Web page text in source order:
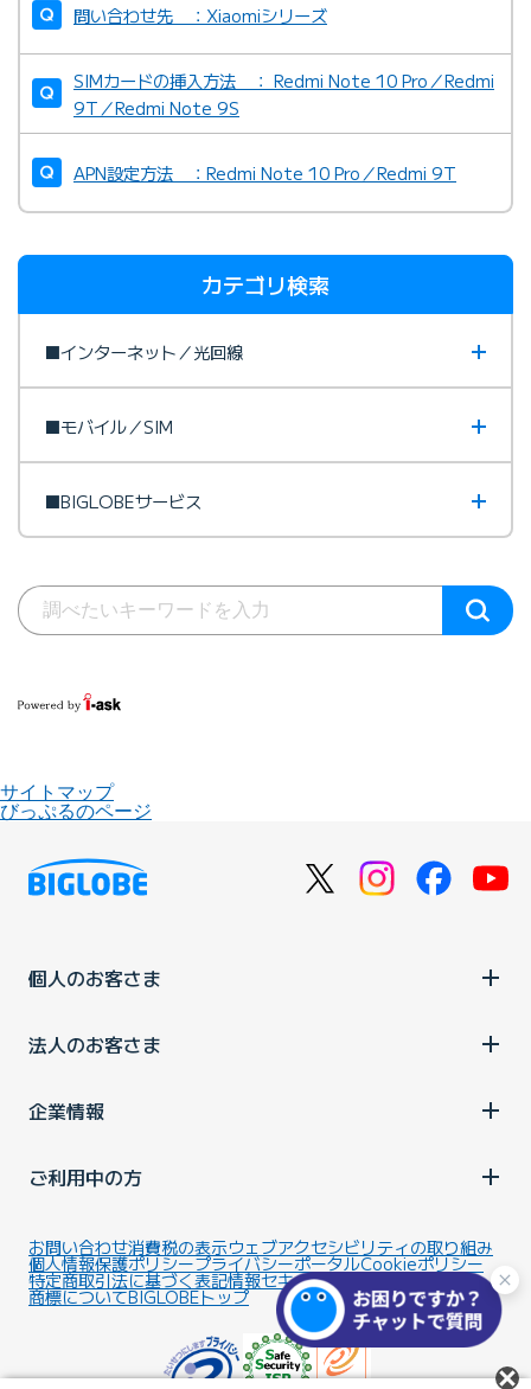
問い合わせ先 ：Xiaomiシリーズ
SIMカードの挿入方法 ： Redmi Note 10 Pro／Redmi
9T／Redmi Note 9S
APN設定方法 ：Redmi Note 10 Pro／Redmi 9T
カテゴリ検索
■インターネット／光回線
■モバイル／SIM
■BIGLOBEサービス
サイトマップ
びっぷるのページ
個人のお客さま
法人のお客さま
企業情報
ご利用中の方
お問い合わせ消費税の表示ウェブアクセシビリティの取り組み
個人情報保護ポリシープライバシーポータルCookieポリシー
特定商取引法に基づく表記情報セキュリティ基本方針
商標についてBIGLOBEトップ